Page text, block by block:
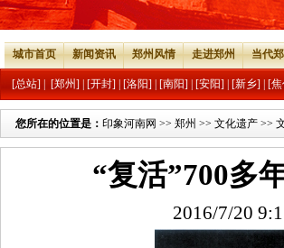
城市首页 新闻资讯 郑州风情 走进郑州 当代
[总站] [郑州] [开封] [洛阳] [南阳] [安阳] [新乡] [
您所在的位置是： 印象河南网 >> 郑州 >> 文化遗产 >>
“复活”700多
2016/7/20